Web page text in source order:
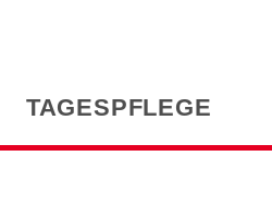
TAGESPFLEGE